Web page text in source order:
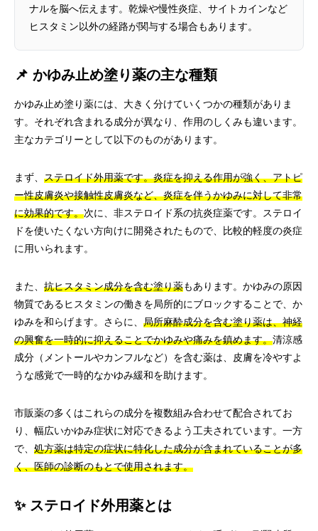
ナルを脳へ伝えます。乾燥や慢性炎症、サイトカインなど
ヒスタミン以外の経路が関与する場合もあります。
📌 かゆみ止め塗り薬の主な種類
かゆみ止め塗り薬には、大きく分けていくつかの種類がありま
す。それぞれ含まれる成分が異なり、作用のしくみも違います。
主なカテゴリーとして以下のものがあります。
まず、 ステロイド外用薬です。炎症を抑える作用が強く、アトピ
ー性皮膚炎や接触性皮膚炎など、炎症を伴うかゆみに対して非常
に効果的です。次に、非ステロイド系の抗炎症薬です。ステロイ
ドを使いたくない方向けに開発されたもので、比較的軽度の炎症
に用いられます。
また、 抗ヒスタミン成分を含む塗り薬もあります。かゆみの原因
物質であるヒスタミンの働きを局所的にブロックすることで、か
ゆみを和らげます。さらに、 局所麻酔成分を含む塗り薬は、神経
の興奮を一時的に抑えることでかゆみや痛みを鎮めます。清涼感
成分（メントールやカンフルなど）を含む薬は、皮膚を冷やすよ
うな感覚で一時的なかゆみ緩和を助けます。
市販薬の多くはこれらの成分を複数組み合わせて配合されてお
り、幅広いかゆみ症状に対応できるよう工夫されています。一方
で、 処方薬は特定の症状に特化した成分が含まれていることが多
く、医師の診断のもとで使用されます。
✨ ステロイド外用薬とは